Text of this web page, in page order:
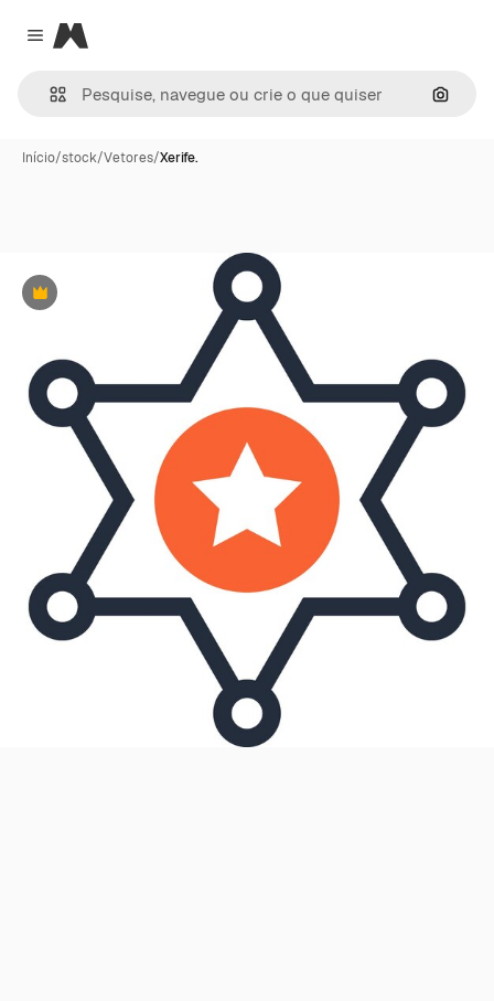
Close menu
Magnific
Início/stock/Vetores/Xerife.
Premium